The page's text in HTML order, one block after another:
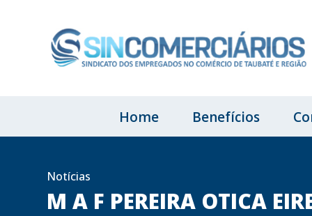
Home Benefícios
Notícias
M A F PEREIRA OTICA